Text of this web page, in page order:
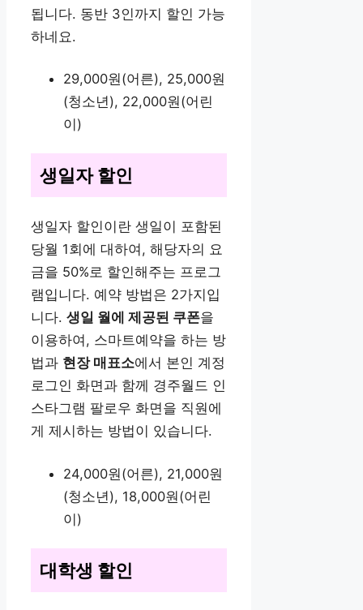
됩니다. 동반 3인까지 할인 가능
하네요.
29,000원(어른), 25,000원
(청소년), 22,000원(어린
이)
생일자 할인
생일자 할인이란 생일이 포함된
당월 1회에 대하여, 해당자의 요
금을 50%로 할인해주는 프로그
램입니다. 예약 방법은 2가지입
니다. 생일 월에 제공된 쿠폰을
이용하여, 스마트예약을 하는 방
법과 현장 매표소에서 본인 계정
로그인 화면과 함께 경주월드 인
스타그램 팔로우 화면을 직원에
게 제시하는 방법이 있습니다.
24,000원(어른), 21,000원
(청소년), 18,000원(어린
이)
대학생 할인